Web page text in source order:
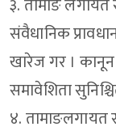
३. तामाङ लगायत
संवैधानिक
खारेज गर । कानून
समावेशिता
४. तामाङलगायत